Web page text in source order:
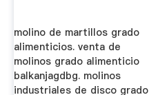
molino de martillos grado
alimenticios. venta de
molinos grado alimenticio
balkanjagdbg. molinos
industriales de disco grado